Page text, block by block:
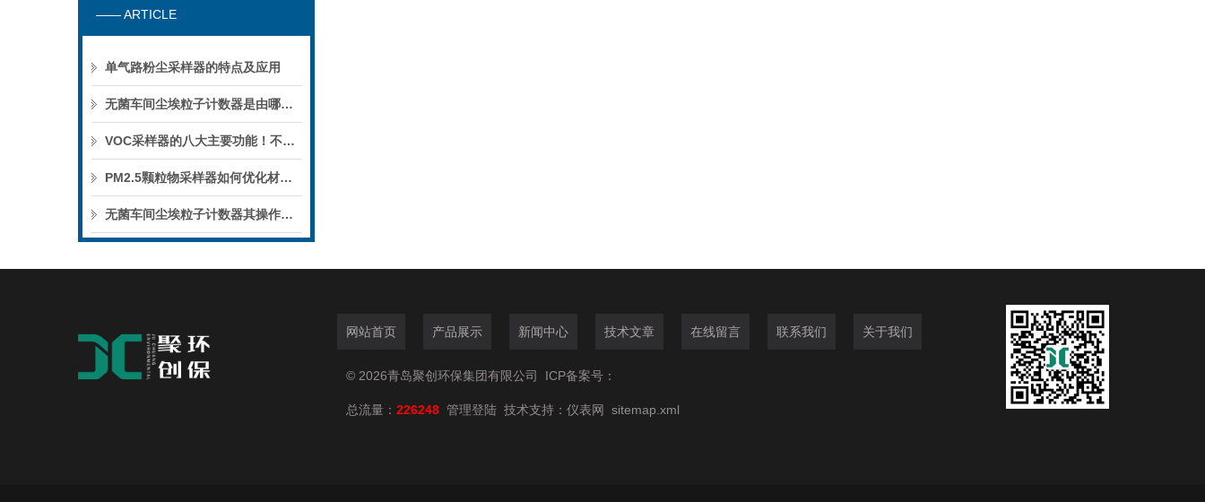
—— ARTICLE
单气路粉尘采样器的特点及应用
无菌车间尘埃粒子计数器是由哪几部分组成的呢？
VOC采样器的八大主要功能！不妨进来看看！
PM2.5颗粒物采样器如何优化材质以减少颗粒物沉积偏差？
无菌车间尘埃粒子计数器其操作通常包括以下几个关键步骤
网站首页 产品展示 新闻中心 技术文章 在线留言 联系我们 关于我们
© 2026青岛聚创环保集团有限公司 ICP备案号：
总流量： 226248 管理登陆 技术支持： 仪表网 sitemap.xml